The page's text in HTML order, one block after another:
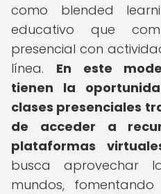
como blended
educativo que
presencial con
línea. En este
tienen la
clases presenciales
de acceder a
plataformas
busca aprovechar
mundos,